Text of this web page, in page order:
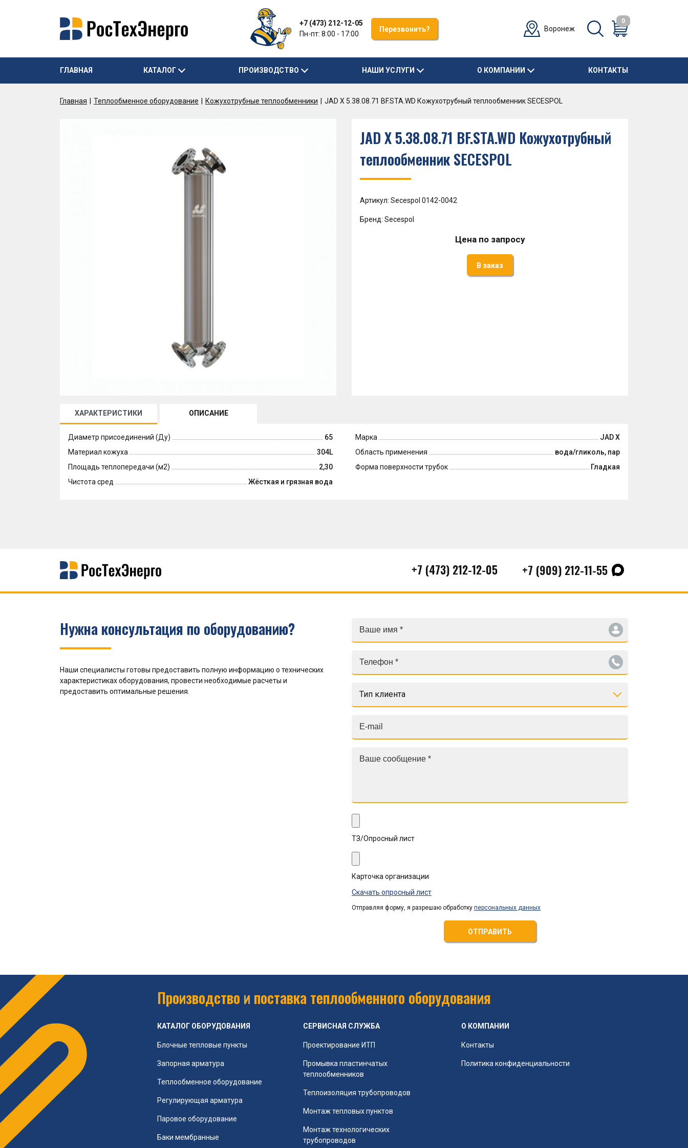
+7 (473) 212-12-05
Пн-пт: 8:00 - 17:00
Перезвонить? Воронеж
0
ГЛАВНАЯ КАТАЛОГ ПРОИЗВОДСТВО НАШИ УСЛУГИ О КОМПАНИИ КОНТАКТЫ
Главная Теплообменное оборудование Кожухотрубные теплообменники JAD X 5.38.08.71 BF.STA.WD Кожухотрубный теплообменник SECESPOL
JAD X 5.38.08.71 BF.STA.WD Кожухотрубный
теплообменник SECESPOL
Артикул: Secespol 0142-0042
Бренд: Secespol
Цена по запросу
В заказ
ХАРАКТЕРИСТИКИ ОПИСАНИЕ
Диаметр присоединений (Ду) 65 Марка
JAD X
Материал кожуха
304L Область применения
вода/гликоль, пар
Площадь теплопередачи (м2)
2,30 Форма поверхности трубок
Гладкая
Чистота сред
Жёсткая и грязная вода
+7 (473) 212-12-05 +7 (909) 212-11-55
Нужна консультация по оборудованию?
Наши специалисты готовы предоставить полную информацию о технических
характеристиках оборудования, провести необходимые расчеты и
предоставить оптимальные решения.
Тип клиента
ТЗ/Опросный лист
Карточка организации
Скачать опросный лист
Отправляя форму, я разрешаю обработку персональных данных
ОТПРАВИТЬ
Производство и поставка теплообменного оборудования
КАТАЛОГ ОБОРУДОВАНИЯ
Блочные тепловые пункты
Запорная арматура
Теплообменное оборудование
Регулирующая арматура
Паровое оборудование
Баки мембранные
СЕРВИСНАЯ СЛУЖБА
Проектирование ИТП
Промывка пластинчатых
теплообменников
Теплоизоляция трубопроводов
Монтаж тепловых пунктов
Монтаж технологических
трубопроводов
О КОМПАНИИ
Контакты
Политика конфиденциальности